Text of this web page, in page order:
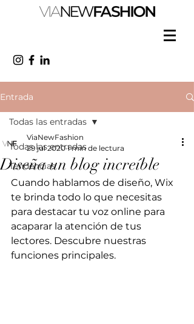
Entrada
Todas las entradas
Tendencias
Todas las entradas
Diseña un blog increíble
ViaNewFashion
29 jul 2020 1 min de lectura
Cuando hablamos de diseño, Wix
te brinda todo lo que necesitas
para destacar tu voz online para
acaparar la atención de tus
lectores. Descubre nuestras
funciones principales.